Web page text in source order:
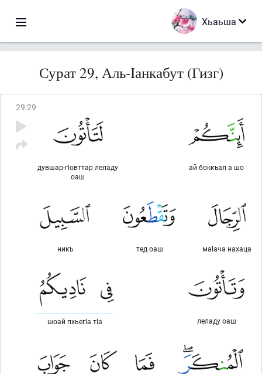
Хьаьша
Сурат 29, Аль-Iанкабут (Гизг)
29:29
ай боккъал а шо
дувшар-гlовттар леладу
оаш
маlача нахаца
тед оаш
никъ
леладу оаш
шоай пхьегlа тlа